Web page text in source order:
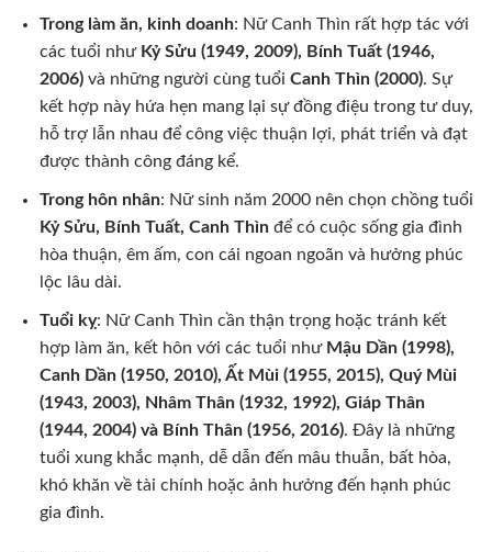
Trong làm ăn, kinh doanh: Nữ Canh Thìn rất hợp tác với
các tuổi như Kỷ Sửu (1949, 2009), Bính Tuất (1946,
2006)và những người cùng tuổi Canh Thìn (2000). Sự
kết hợp này hứa hẹn mang lại sự đồng điệu trong tư duy,
hỗ trợ lẫn nhau để công việc thuận lợi, phát triển và đạt
được thành công đáng kể.
Trong hôn nhân: Nữ sinh năm 2000 nên chọn chồng tuổi
Kỷ Sửu, Bính Tuất, Canh Thìnđể có cuộc sống gia đình
hòa thuận, êm ấm, con cái ngoan ngoãn và hưởng phúc
lộc lâu dài.
Tuổi kỵ: Nữ Canh Thìn cần thận trọng hoặc tránh kết
hợp làm ăn, kết hôn với các tuổi như Mậu Dần (1998),
Canh Dần (1950, 2010), Ất Mùi (1955, 2015), Quý Mùi
(1943, 2003), Nhâm Thân (1932, 1992), Giáp Thân
(1944, 2004) và Bính Thân (1956, 2016). Đây là những
tuổi xung khắc mạnh, dễ dẫn đến mâu thuẫn, bất hòa,
khó khăn về tài chính hoặc ảnh hưởng đến hạnh phúc
gia đình.